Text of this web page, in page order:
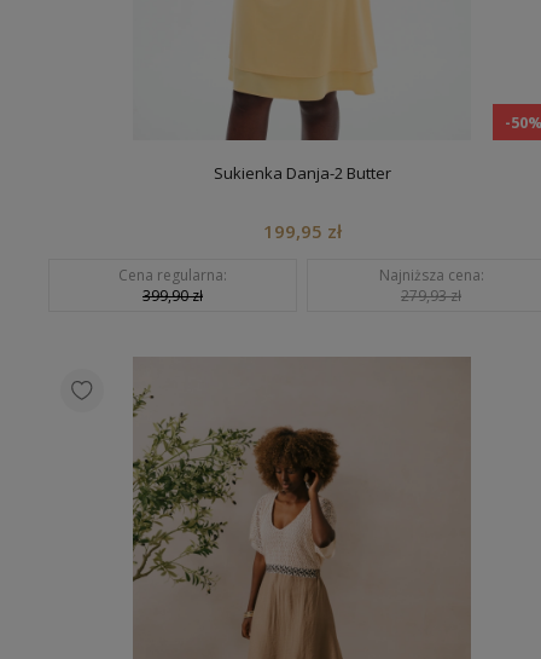
-
Sukienka Danja-2 Butter
199,95 zł
Cena regularna:
399,90 zł
Najniższa cena:
279,93 zł